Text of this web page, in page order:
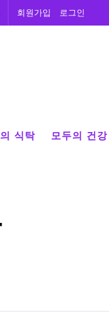
회원가입 로그인
식탁 모두의 건강